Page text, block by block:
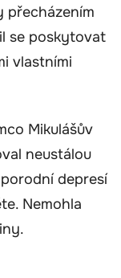
přecházením
se poskytovat
vlastními
Mikulášův
neustálou
depresí
Nemohla